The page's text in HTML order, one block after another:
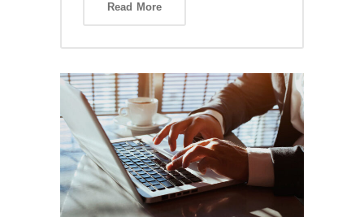
Read More